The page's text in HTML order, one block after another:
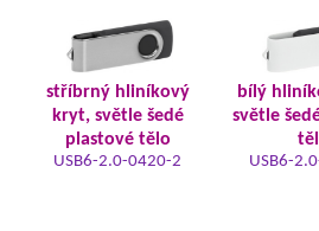
stříbrný hliníkový
kryt, světle šedé
plastové tělo
USB6-2.0-0420-2
bílý
světle
USB6-